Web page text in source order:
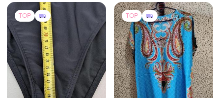
TOP TOP